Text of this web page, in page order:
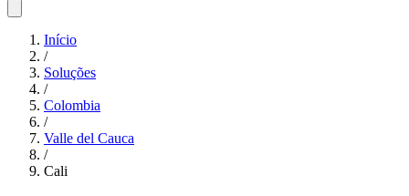
Início
/
Soluções
/
Colombia
/
Valle del Cauca
/
Cali